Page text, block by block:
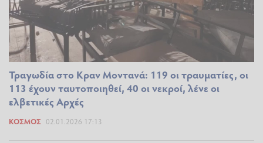
Τραγωδία στο Κραν Μοντανά: 119 οι τραυματίες, οι
113 έχουν ταυτοποιηθεί, 40 οι νεκροί, λένε οι
ελβετικές Αρχές
ΚΌΣΜΟΣ 02.01.2026 17:13